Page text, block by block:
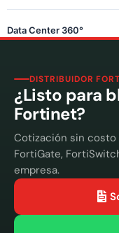
Data Center 360°
DISTRIBUIDOR
¿Listo para
Fortinet?
Cotización sin costo
FortiGate,
empresa.